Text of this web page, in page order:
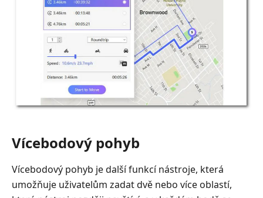
Vícebodový pohyb
Vícebodový pohyb je další funkcí nástroje, která
umožňuje uživatelům zadat dvě nebo více oblastí,